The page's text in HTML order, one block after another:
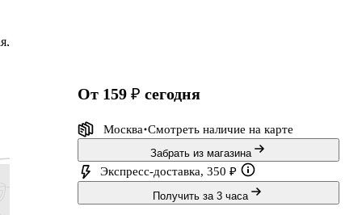
от 159 ₽ сегодня
Москва Смотреть наличие на карте
Забрать из магазина
Экспресс-доставка, 350 ₽
Получить за 3 часа